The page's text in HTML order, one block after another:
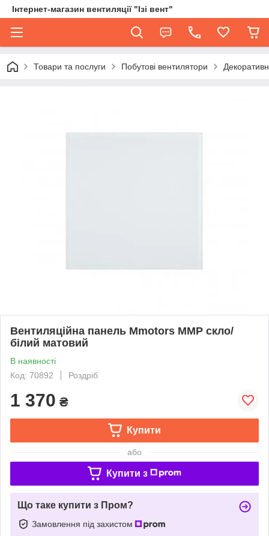
Інтернет-магазин вентиляції "Ізі вент"
Товари та послуги Побутові вентилятори
Вентиляційна панель Mmotors ММР скло/
білий матовий
В наявності
Код: 70892
Роздріб
1 370 ₴
Купити
або
Купити з
Що таке купити з Пром?
Замовлення під захистом